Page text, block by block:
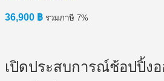
36,900 ฿ รวมภาษี 7%
เปิดประสบการณ์ช้อปปิ้ง